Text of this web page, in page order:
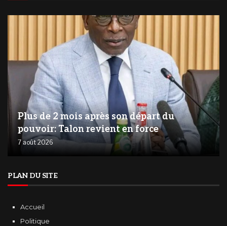
Plus de 2 mois après son départ du
pouvoir: Talon revient en force
7 août 2026
PLAN DU SITE
Accueil
Politique